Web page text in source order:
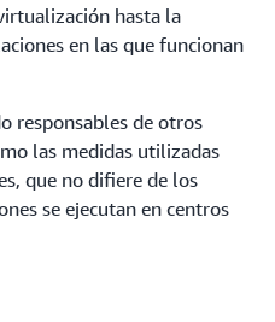
hasta la
en las que funcionan
responsables de otros
las medidas utilizadas
que no difiere de los
se ejecutan en centros